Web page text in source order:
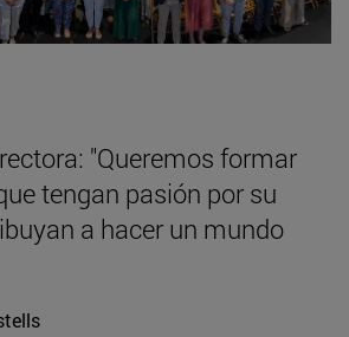
"Queremos formar
tengan pasión por su
a hacer un mundo